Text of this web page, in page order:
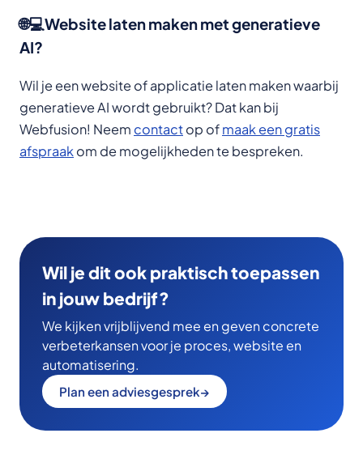
🌐💻Website laten maken met generatieve
AI?
Wil je een website of applicatie laten maken waarbij
generatieve AI wordt gebruikt? Dat kan bij
Webfusion! Neem contactop ofmaak een gratis
afspraakom de mogelijkheden te bespreken.
Wil je dit ook praktisch toepassen
in jouw bedrijf?
We kijken vrijblijvend mee en geven concrete
verbeterkansen voor je proces, website en
automatisering.
Plan een adviesgesprek→